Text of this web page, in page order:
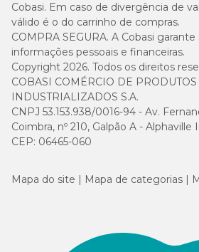
Cobasi. Em caso de divergência de
válido é o do carrinho de compras.
COMPRA SEGURA. A Cobasi
informações pessoais e financeiras.
Copyright 2026. Todos os direitos
COBASI COMÉRCIO DE PRODUTOS
INDUSTRIALIZADOS S.A.
CNPJ 53.153.938/0016-94 - Av.
Coimbra, nº 210, Galpão A -
CEP: 06465-060
Mapa do site Mapa de categorias